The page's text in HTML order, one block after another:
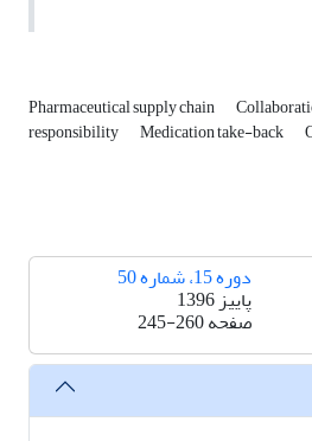
Pharmaceutical supply chain
responsibility Medication take-back
دوره 15، شماره 50
پاییز 1396
صفحه245-260